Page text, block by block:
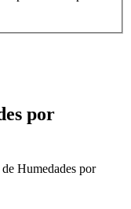
por
Humedades por